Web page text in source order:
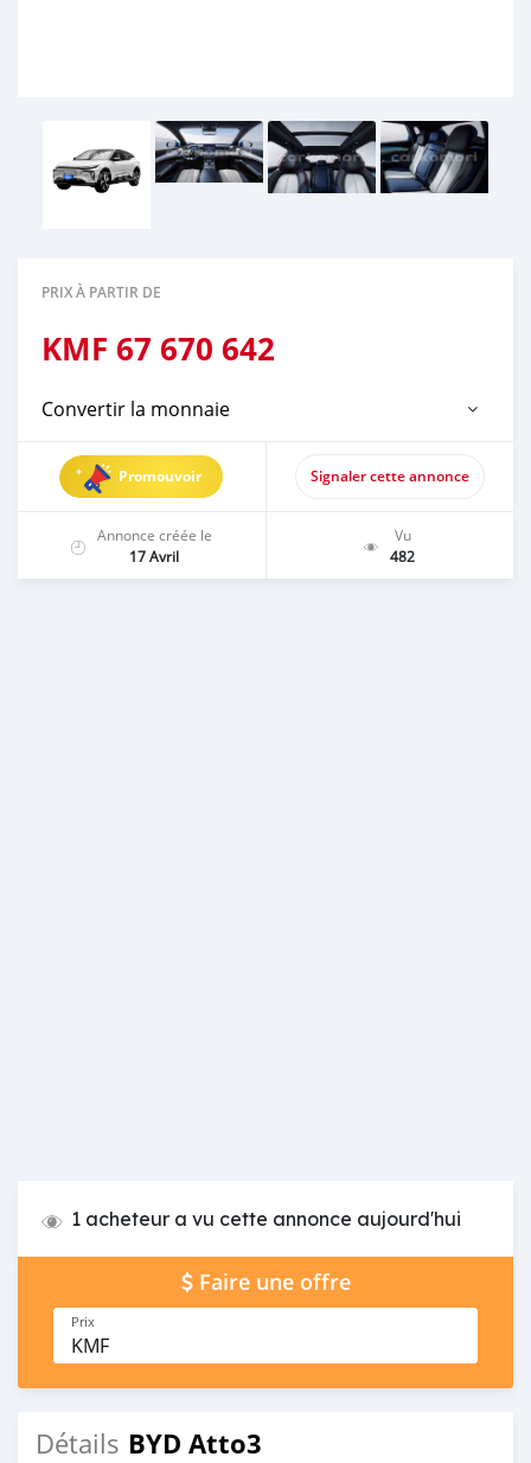
PRIX À PARTIR DE
KMF 67 670 642
Convertir la monnaie
Promouvoir Signaler cette annonce
Annonce créée le
17 Avril
Vu
482
1 acheteur a vu cette annonce aujourd'hui
Faire une offre
Prix
KMF
Détails BYD Atto3